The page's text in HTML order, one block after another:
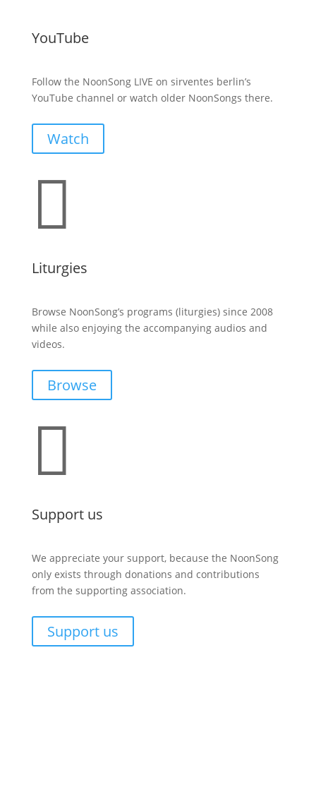
YouTube
Follow the NoonSong LIVE on sirventes berlin’s
YouTube channel or watch older NoonSongs there.
Watch

Liturgies
Browse NoonSong’s programs (liturgies) since 2008
while also enjoying the accompanying audios and
videos.
Browse

Support us
We appreciate your support, because the NoonSong
only exists through donations and contributions
from the supporting association.
Support us